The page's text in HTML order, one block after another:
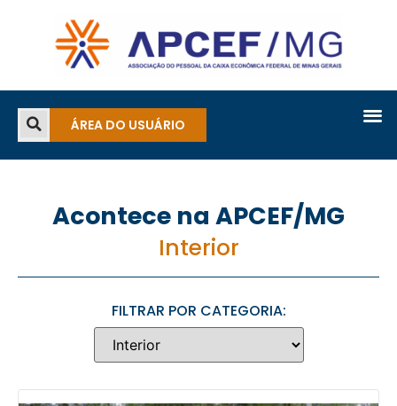
ÁREA DO USUÁRIO
Acontece na APCEF/MG
Interior
FILTRAR POR CATEGORIA: